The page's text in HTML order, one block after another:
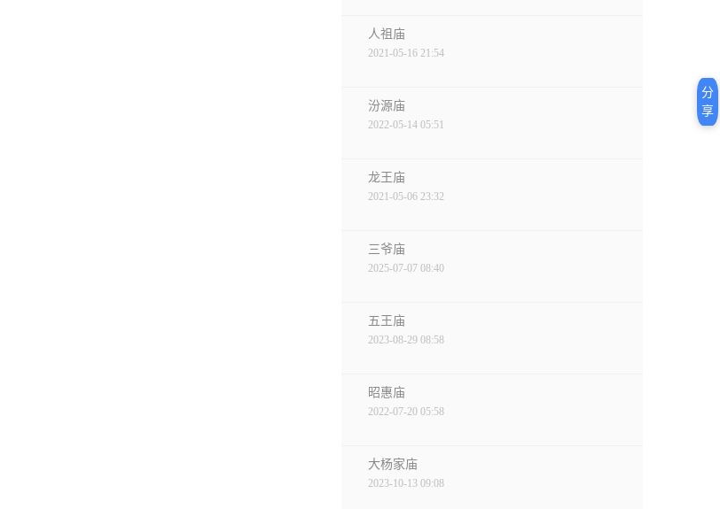
人祖庙
2021-05-16 21:54
汾源庙
2022-05-14 05:51
龙王庙
2021-05-06 23:32
三爷庙
2025-07-07 08:40
五王庙
2023-08-29 08:58
昭惠庙
2022-07-20 05:58
大杨家庙
2023-10-13 09:08
分
享